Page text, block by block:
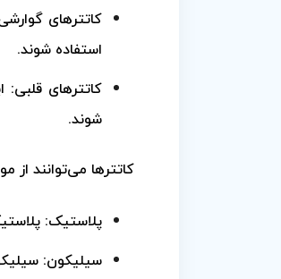
کاتترهای
استفاده شوند.
کاتترهای
شوند.
کاتترها می‌توانند از
پلاستیک:
سیلیکون: